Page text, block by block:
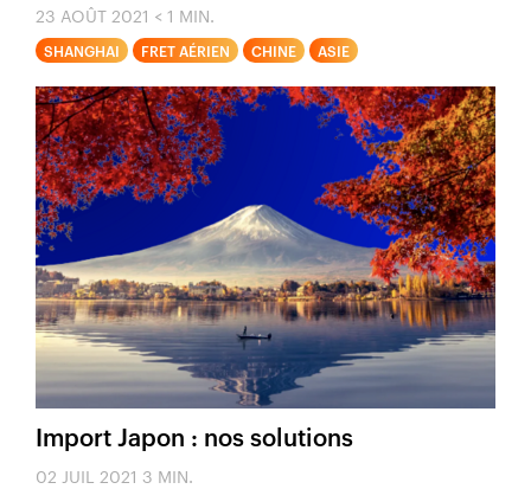
23 AOÛT 2021 < 1 MIN.
SHANGHAI FRET AÉRIEN CHINE ASIE
Import Japon : nos solutions
02 JUIL 2021 3 MIN.